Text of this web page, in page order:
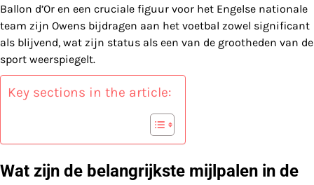
Ballon d’Or en een cruciale figuur voor het Engelse nationale
team zijn Owens bijdragen aan het voetbal zowel significant
als blijvend, wat zijn status als een van de grootheden van de
sport weerspiegelt.
Key sections in the article:
Wat zijn de belangrijkste mijlpalen in de